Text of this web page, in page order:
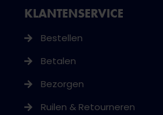
KLANTENSERVICE
Bestellen
Betalen
Bezorgen
Ruilen & Retourneren